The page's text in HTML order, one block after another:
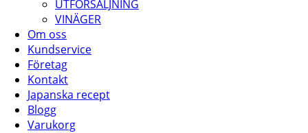
UTFÖRSÄLJNING
VINÄGER
Om oss
Kundservice
Företag
Kontakt
Japanska recept
Blogg
Varukorg